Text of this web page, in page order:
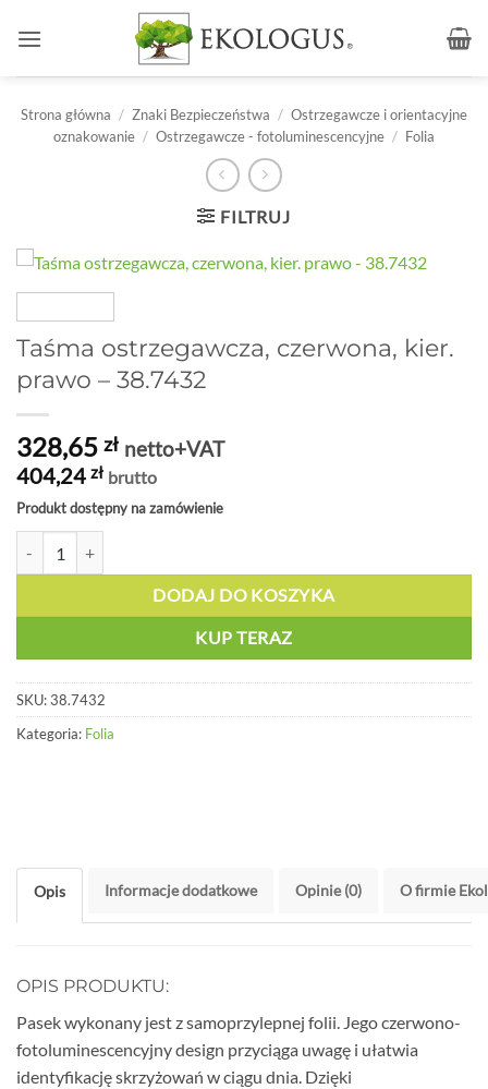
Strona główna / Znaki Bezpieczeństwa / Ostrzegawcze i orientacyjne
oznakowanie / Ostrzegawcze - fotoluminescencyjne / Folia
FILTRUJ
Taśma ostrzegawcza, czerwona, kier.
prawo – 38.7432
328,65 zł netto+VAT
404,24 zł brutto
Produkt dostępny na zamówienie
DODAJ DO KOSZYKA
KUP TERAZ
SKU:38.7432
Kategoria: Folia
Opis Informacje dodatkowe Opinie (0) O firmie
OPIS PRODUKTU:
Pasek wykonany jest z samoprzylepnej folii. Jego czerwono-
fotoluminescencyjny design przyciąga uwagę i ułatwia
identyfikację skrzyżowań w ciągu dnia. Dzięki